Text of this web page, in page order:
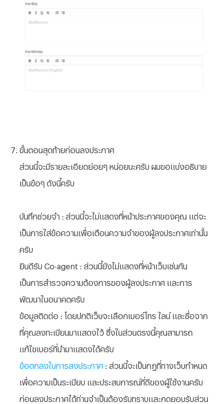
ขั้นตอนสุดท้ายก่อนลงประกาศ
ส่วนนี้จะมีรายละเอียดย่อยๆ หน่อยนะครับ ผมขอแบ่งอธิบาย
เป็นข้อๆ ดังนี้ครับ
บันทึกช่วยจำ : ส่วนนี้จะไม่แสดงที่หน้าประกาศของคุณ แต่จะ
เป็นการใส่ข้อความเพื่อเตือนความจำของผู้ลงประกาศเท่านั้น
ครับ
ยินดีรับ Co-agent : ส่วนนี้ยังไม่แสดงที่หน้าเว็บเช่นกัน
เป็นการสำรวจความต้องการของผู้ลงประกาศ และการ
พัฒนาในอนาคตครับ
ข้อมูลติดต่อ : โดยปกติเว็บจะเลือกเบอร์โทร ไลน์ และชื่อจาก
ที่คุณลงทะเบียนมาแสดงไว้ ซึ่งในส่วนตรงนี้คุณสามารถ
แก้ไขเบอร์ที่นำมาแสดงได้ครับ
ข้อตกลงในการลงประกาศ : ส่วนนี้จะเป็นกฏที่ทางเว็บกำหนด
เพื่อความเป็นระเบียบ และประสบการณ์ที่ดีของผู้ใช้งานครับ
ก่อนลงประกาศได้ท่านจำเป็นต้องรับทราบและกดยอบรับส่วน